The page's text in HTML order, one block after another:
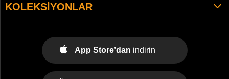
KOLEKSIYONLAR
App Store’dan indirin